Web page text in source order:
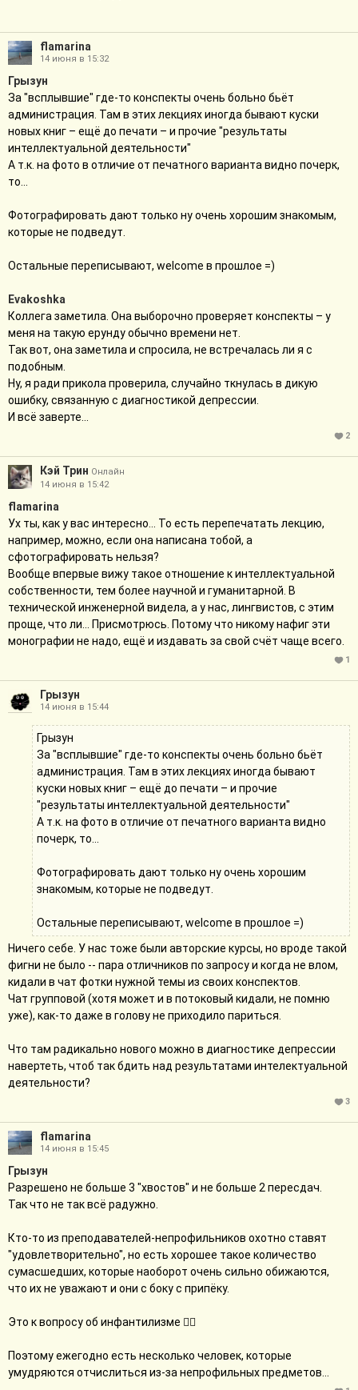
flamarina
14 июня в 15:32
Грызун
За "всплывшие" где-то конспекты очень больно бьёт
администрация. Там в этих лекциях иногда бывают куски
новых книг – ещё до печати – и прочие "результаты
интеллектуальной деятельности"
А т.к. на фото в отличие от печатного варианта видно почерк,
то...
Фотографировать дают только ну очень хорошим знакомым,
которые не подведут.
Остальные переписывают, welcome в прошлое =)
Evakoshka
Коллега заметила. Она выборочно проверяет конспекты – у
меня на такую ерунду обычно времени нет.
Так вот, она заметила и спросила, не встречалась ли я с
подобным.
Ну, я ради прикола проверила, случайно ткнулась в дикую
ошибку, связанную с диагностикой депрессии.
И всё заверте...
2
Кэй Трин Онлайн
14 июня в 15:42
flamarina
Ух ты, как у вас интересно... То есть перепечатать лекцию,
например, можно, если она написана тобой, а
сфотографировать нельзя?
Вообще впервые вижу такое отношение к интеллектуальной
собственности, тем более научной и гуманитарной. В
технической инженерной видела, а у нас, лингвистов, с этим
проще, что ли... Присмотрюсь. Потому что никому нафиг эти
монографии не надо, ещё и издавать за свой счёт чаще всего.
1
Грызун
14 июня в 15:44
Грызун
За "всплывшие" где-то конспекты очень больно бьёт
администрация. Там в этих лекциях иногда бывают
куски новых книг – ещё до печати – и прочие
"результаты интеллектуальной деятельности"
А т.к. на фото в отличие от печатного варианта видно
почерк, то...
Фотографировать дают только ну очень хорошим
знакомым, которые не подведут.
Остальные переписывают, welcome в прошлое =)
Ничего себе. У нас тоже были авторские курсы, но вроде такой
фигни не было -- пара отличников по запросу и когда не влом,
кидали в чат фотки нужной темы из своих конспектов.
Чат групповой (хотя может и в потоковый кидали, не помню
уже), как-то даже в голову не приходило париться.
Что там радикально нового можно в диагностике депрессии
навертеть, чтоб так бдить над результатами интелектуальной
деятельности?
3
flamarina
14 июня в 15:45
Грызун
Разрешено не больше 3 "хвостов" и не больше 2 пересдач.
Так что не так всё радужно.
Кто-то из преподавателей-непрофильников охотно ставят
"удовлетворительно", но есть хорошее такое количество
сумасшедших, которые наоборот очень сильно обижаются,
что их не уважают и они с боку с припёку.
Это к вопросу об инфантилизме 🤦‍♀️
Поэтому ежегодно есть несколько человек, которые
умудряются отчислиться из-за непрофильных предметов...